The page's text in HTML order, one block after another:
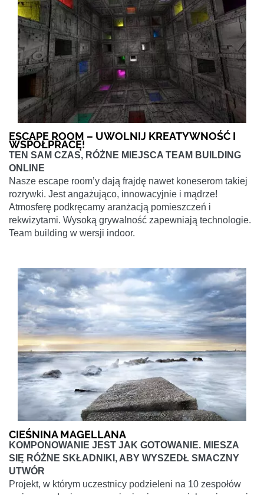
ESCAPE ROOM – UWOLNIJ KREATYWNOŚĆ I
WSPÓŁPRACĘ!
TEN SAM CZAS, RÓŻNE MIEJSCA TEAM BUILDING
ONLINE
Nasze escape room’y dają frajdę nawet koneserom takiej
rozrywki. Jest angażująco, innowacyjnie i mądrze!
Atmosferę podkręcamy aranżacją pomieszczeń i
rekwizytami. Wysoką grywalność zapewniają technologie.
Team building w wersji indoor.
CIEŚNINA MAGELLANA
KOMPONOWANIE JEST JAK GOTOWANIE. MIESZA
SIĘ RÓŻNE SKŁADNIKI, ABY WYSZEDŁ SMACZNY
UTWÓR
Projekt, w którym uczestnicy podzieleni na 10 zespołów